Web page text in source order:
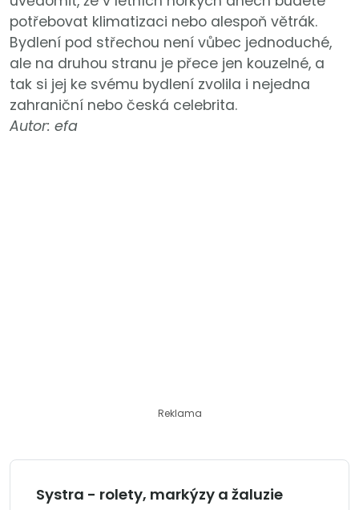
potřebovat klimatizaci nebo alespoň větrák.
Bydlení pod střechou není vůbec jednoduché,
ale na druhou stranu je přece jen kouzelné, a
tak si jej ke svému bydlení zvolila i nejedna
zahraniční nebo česká celebrita.
Autor: efa
Reklama
Systra - rolety, markýzy a žaluzie